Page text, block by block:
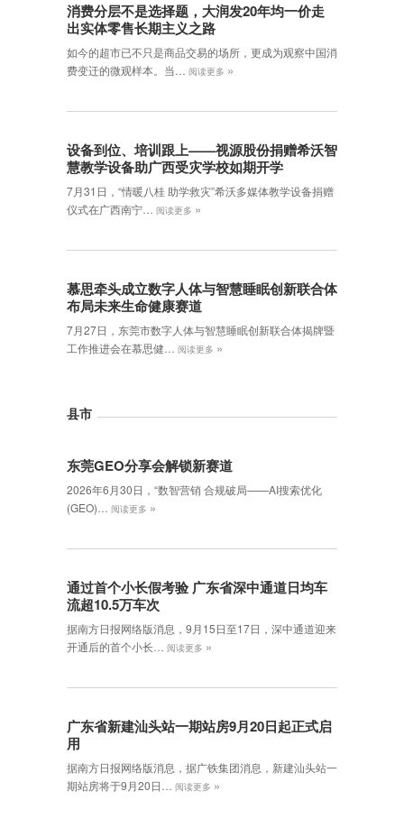
消费分层不是选择题，大润发20年均一价走
出实体零售长期主义之路
如今的超市已不只是商品交易的场所，更成为观察中国消
费变迁的微观样本。当…
阅读更多 »
设备到位、培训跟上——视源股份捐赠希沃智
慧教学设备助广西受灾学校如期开学
7月31日，“情暖八桂 助学救灾”希沃多媒体教学设备捐赠
仪式在广西南宁…
阅读更多 »
慕思牵头成立数字人体与智慧睡眠创新联合体
布局未来生命健康赛道
7月27日，东莞市数字人体与智慧睡眠创新联合体揭牌暨
工作推进会在慕思健…
阅读更多 »
县市
东莞GEO分享会解锁新赛道
2026年6月30日，‌“数智营销 合规破局——AI搜索优化
(GEO)…
阅读更多 »
通过首个小长假考验 广东省深中通道日均车
流超10.5万车次
据南方日报网络版消息，9月15日至17日，深中通道迎来
开通后的首个小长…
阅读更多 »
广东省新建汕头站一期站房9月20日起正式启
用
据南方日报网络版消息，据广铁集团消息，新建汕头站一
期站房将于9月20日…
阅读更多 »